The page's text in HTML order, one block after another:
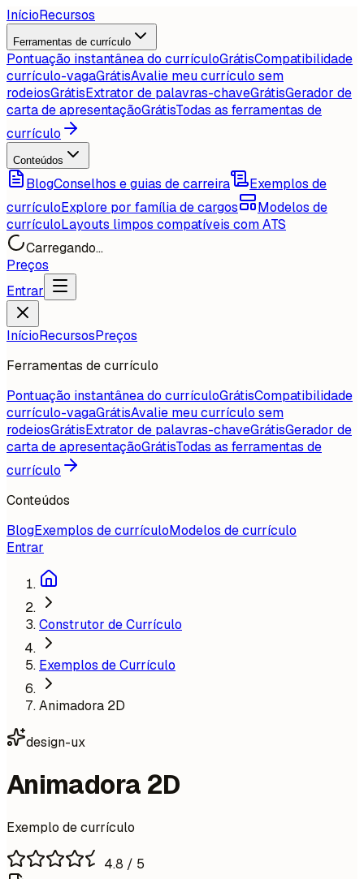
InícioRecursos
Ferramentas de currículo
Pontuação instantânea do currículoGrátisCompatibilidade
currículo-vagaGrátisAvalie meu currículo sem
rodeiosGrátisExtrator de palavras-chaveGrátisGerador de
carta de apresentaçãoGrátisTodas as ferramentas de
currículo
Conteúdos
BlogConselhos e guias de carreira
Exemplos de
currículoExplore por família de cargos
Modelos de
currículoLayouts limpos compatíveis com ATS
Carregando...
Preços
Entrar
InícioRecursosPreços
Ferramentas de currículo
Pontuação instantânea do currículoGrátisCompatibilidade
currículo-vagaGrátisAvalie meu currículo sem
rodeiosGrátisExtrator de palavras-chaveGrátisGerador de
carta de apresentaçãoGrátisTodas as ferramentas de
currículo
Conteúdos
BlogExemplos de currículoModelos de currículo
Entrar
Construtor de Currículo
Exemplos de Currículo
Animadora 2D
design-ux
Animadora 2D
Exemplo de currículo
4.8 / 5